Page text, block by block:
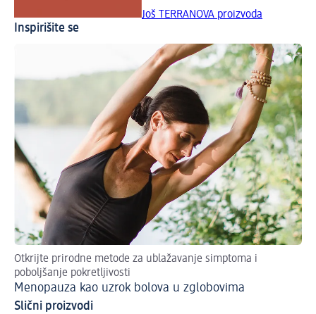
Još TERRANOVA proizvoda
Inspirišite se
Otkrijte prirodne metode za ublažavanje simptoma i
poboljšanje pokretljivosti
Menopauza kao uzrok bolova u zglobovima
Slični proizvodi